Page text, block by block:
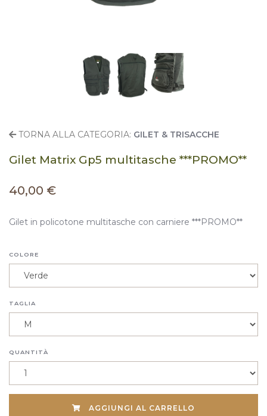
TORNA ALLA CATEGORIA: GILET & TRISACCHE
Gilet Matrix Gp5 multitasche ***PROMO**
40,00 €
Gilet in policotone multitasche con carniere ***PROMO**
COLORE
TAGLIA
QUANTITÀ
AGGIUNGI AL CARRELLO